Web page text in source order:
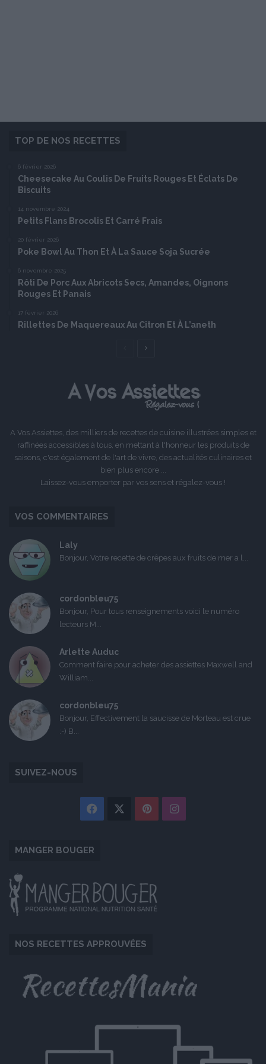
TOP DE NOS RECETTES
6 février 2026
Cheesecake Au Coulis De Fruits Rouges Et Éclats De
Biscuits
14 novembre 2024
Petits Flans Brocolis Et Carré Frais
20 février 2026
Poke Bowl Au Thon Et À La Sauce Soja Sucrée
6 novembre 2025
Rôti De Porc Aux Abricots Secs, Amandes, Oignons
Rouges Et Panais
17 février 2026
Rillettes De Maquereaux Au Citron Et À L’aneth
Page
A Vos Assiettes, des milliers de recettes de cuisine illustrées simples et
raffinées accessibles à tous, en mettant à l'honneur les produits de
saisons, c'est également de l'art de vivre, des actualités culinaires et
bien plus encore ...
Laissez-vous emporter par vos sens et régalez-vous !
VOS COMMENTAIRES
Laly
Bonjour, Votre recette de crêpes aux fruits de mer a l...
cordonbleu75
Bonjour, Pour tous renseignements voici le numéro
lecteurs M...
Arlette Auduc
Comment faire pour acheter des assiettes Maxwell and
William...
cordonbleu75
Bonjour, Effectivement la saucisse de Morteau est crue
:-) B...
SUIVEZ-NOUS
Facebook PinterestInstagram
MANGER BOUGER
NOS RECETTES APPROUVÉES